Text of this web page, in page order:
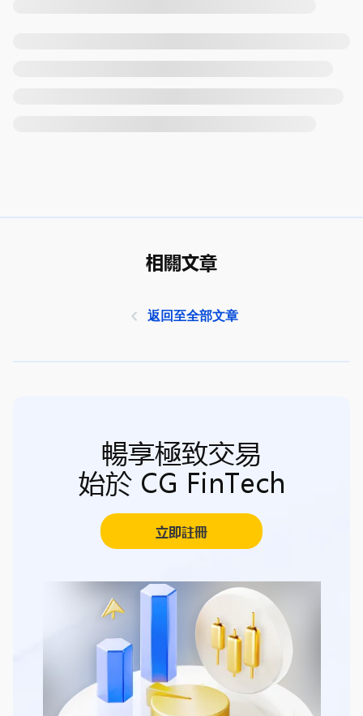
相關文章
返回至全部文章
暢享極致交易
始於 CG FinTech
立即註冊